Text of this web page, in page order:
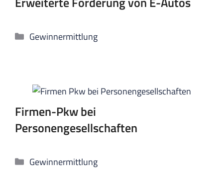
Kategorien
Gewinnermittlung
Firmen-Pkw bei
Personengesellschaften
Kategorien
Gewinnermittlung